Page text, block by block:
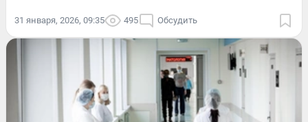
31 января, 2026, 09:35 495 Обсудить